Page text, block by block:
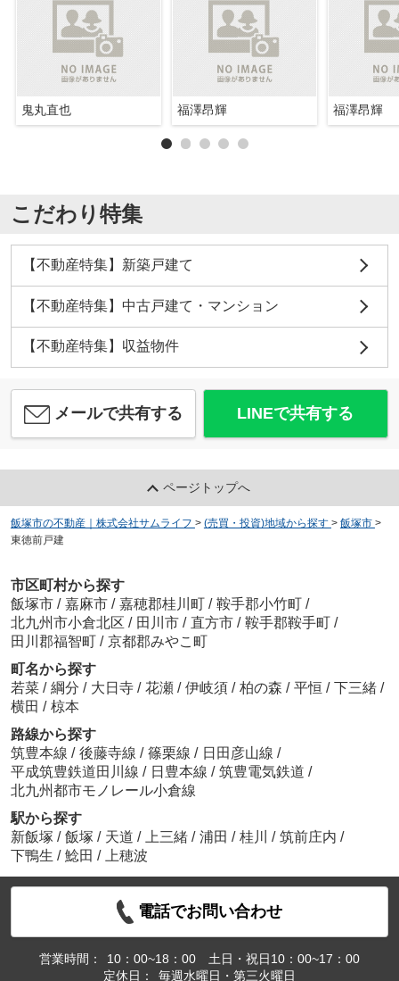
鬼丸直也 福澤昂輝 福澤昂輝
こだわり特集
【不動産特集】新築戸建て
【不動産特集】中古戸建て・マンション
【不動産特集】収益物件
メールで共有する LINEで共有する
ページトップへ
飯塚市の不動産｜株式会社サムライフ > (売買・投資)地域から探す > 飯塚市 >
東徳前戸建
市区町村から探す
飯塚市 / 嘉麻市 / 嘉穂郡桂川町 / 鞍手郡小竹町 /
北九州市小倉北区 / 田川市 / 直方市 / 鞍手郡鞍手町 /
田川郡福智町 / 京都郡みやこ町
町名から探す
若菜 / 綱分 / 大日寺 / 花瀬 / 伊岐須 / 柏の森 / 平恒 / 下三緒 /
横田 / 椋本
路線から探す
筑豊本線 / 後藤寺線 / 篠栗線 / 日田彦山線 /
平成筑豊鉄道田川線 / 日豊本線 / 筑豊電気鉄道 /
北九州都市モノレール小倉線
駅から探す
新飯塚 / 飯塚 / 天道 / 上三緒 / 浦田 / 桂川 / 筑前庄内 /
下鴨生 / 鯰田 / 上穂波
電話でお問い合わせ
営業時間：
10：00~18：00 土日・祝日10：00~17：00
定休日：
毎週水曜日・第三火曜日